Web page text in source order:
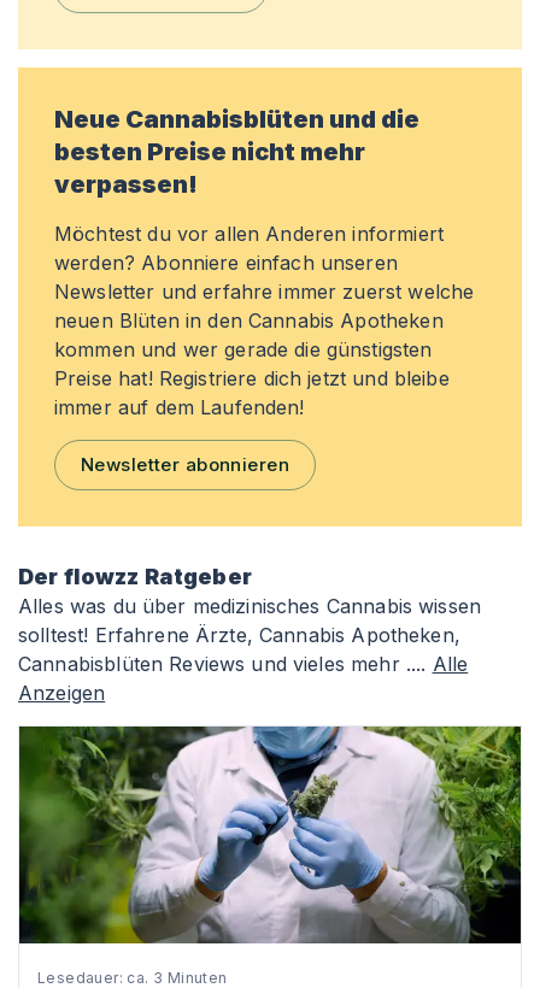
Neue Cannabisblüten und die
besten Preise nicht mehr
verpassen!
Möchtest du vor allen Anderen informiert
werden? Abonniere einfach unseren
Newsletter und erfahre immer zuerst welche
neuen Blüten in den Cannabis Apotheken
kommen und wer gerade die günstigsten
Preise hat! Registriere dich jetzt und bleibe
immer auf dem Laufenden!
Newsletter abonnieren
Der flowzz Ratgeber
Alles was du über medizinisches Cannabis wissen
solltest! Erfahrene Ärzte, Cannabis Apotheken,
Cannabisblüten Reviews und vieles mehr .... Alle
Anzeigen
Lesedauer: ca. 3 Minuten